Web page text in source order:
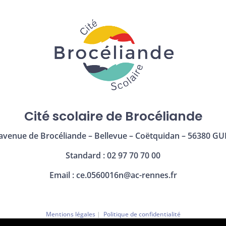
Cité scolaire de Brocéliande
de Brocéliande – Bellevue – Coëtquidan – 56380
Standard : 02 97 70 70 00
Email :ce.0560016n@ac-rennes.fr
Mentions légales| Politique de confidentialité